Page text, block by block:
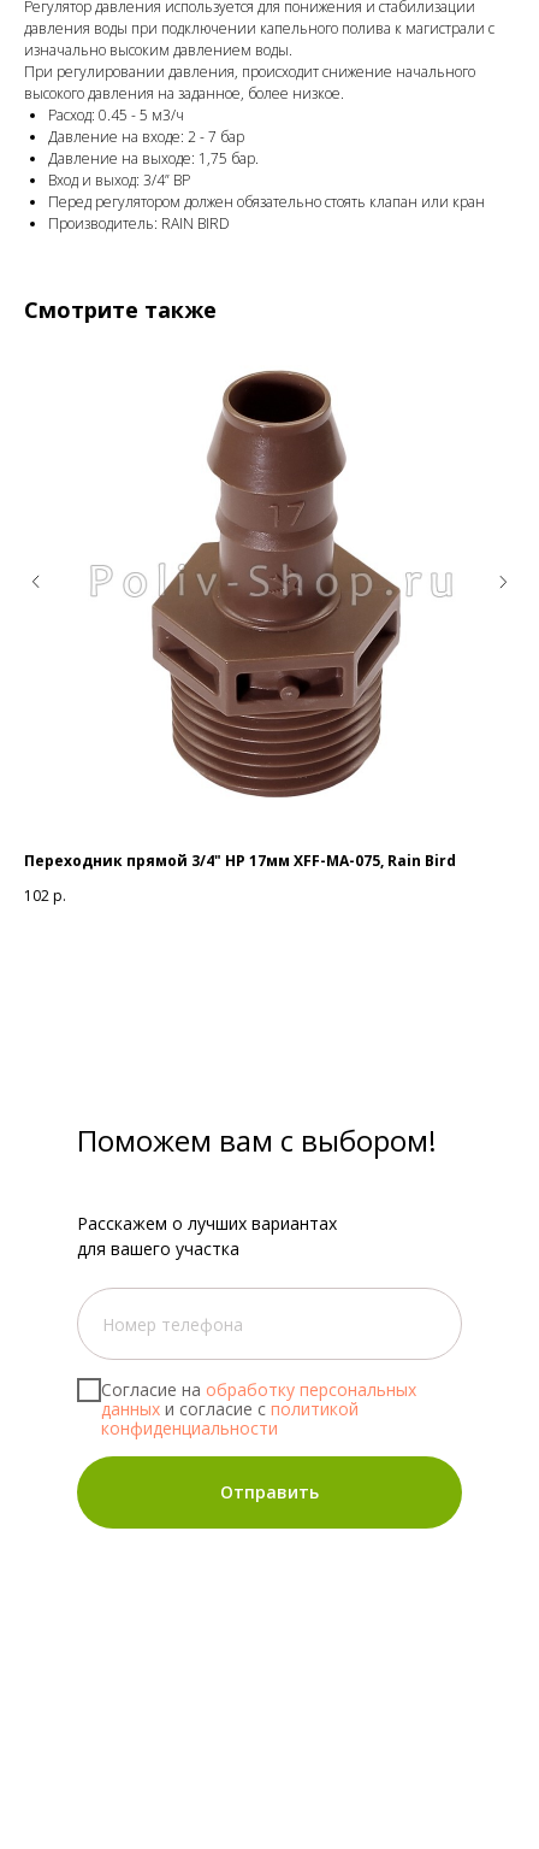
Регулятор давления используется для понижения и стабилизации
давления воды при подключении капельного полива к магистрали с
изначально высоким давлением воды.
При регулировании давления, происходит снижение начального
высокого давления на заданное, более низкое.
Расход: 0.45 - 5 м3/ч
Давление на входе: 2 - 7 бар
Давление на выходе: 1,75 бар.
Вход и выход: 3/4” ВР
Перед регулятором должен обязательно стоять клапан или кран
Производитель: RAIN BIRD
Смотрите также
Переходник прямой 3/4" НР 17мм XFF-MA-075, Rain Bird
102р.
Согласие на обработку персональных
данных и согласие с политикой
конфиденциальности
Отправить
Поможем вам с выбором!
Расскажем о лучших вариантах
для вашего участка